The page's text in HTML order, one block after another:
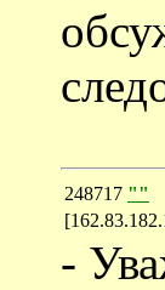
248717 ""
-